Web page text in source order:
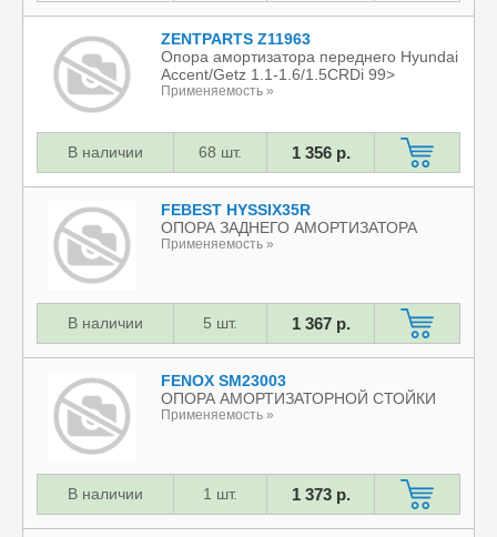
ZENTPARTS Z11963
Опора амортизатора переднего Hyundai
Accent/Getz 1.1-1.6/1.5CRDi 99>
Применяемость »
В наличии 68 шт. 1 356 р.
FEBEST HYSSIX35R
ОПОРА ЗАДНЕГО АМОРТИЗАТОРА
Применяемость »
В наличии 5 шт. 1 367 р.
FENOX SM23003
ОПОРА АМОРТИЗАТОРНОЙ СТОЙКИ
Применяемость »
В наличии 1 шт. 1 373 р.